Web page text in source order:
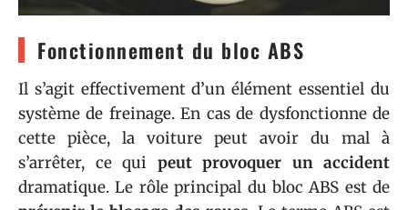
Fonctionnement du bloc ABS
Il s’agit effectivement d’un élément essentiel du
système de freinage. En cas de dysfonctionne de
cette pièce, la voiture peut avoir du mal à
s’arrêter, ce qui peut provoquer un accident
dramatique. Le rôle principal du bloc ABS est de